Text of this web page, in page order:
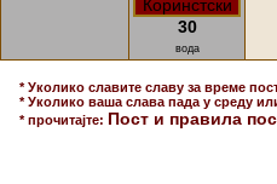
30
вода
* Уколико славите славу за време
* Уколико ваша слава пада у среду
* прочитајте: Пост и правила